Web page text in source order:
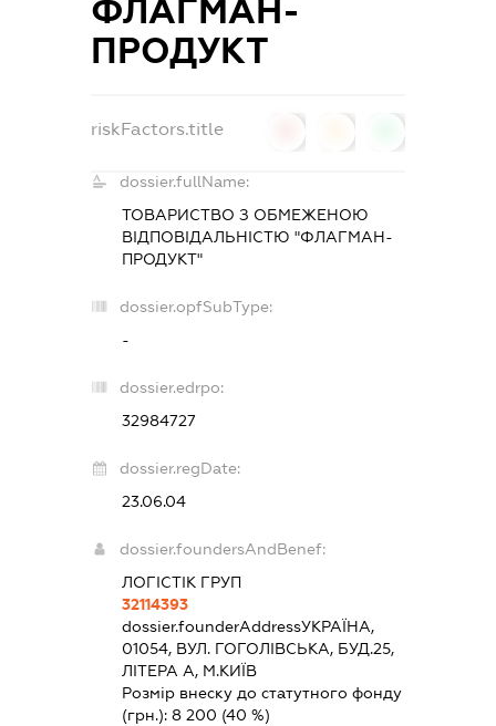
ФЛАГМАН-
ПРОДУКТ
riskFactors.title
dossier.fullName:
ТОВАРИСТВО З ОБМЕЖЕНОЮ
ВІДПОВІДАЛЬНІСТЮ "ФЛАГМАН-
ПРОДУКТ"
dossier.opfSubType:
-
dossier.edrpo:
32984727
dossier.regDate:
23.06.04
dossier.foundersAndBenef:
ЛОГІСТІК ГРУП
32114393
dossier.founderAddressУКРАЇНА,
01054, ВУЛ. ГОГОЛІВСЬКА, БУД.25,
ЛІТЕРА А, М.КИЇВ
Розмір внеску до статутного фонду
(грн.):8 200 (40 %)